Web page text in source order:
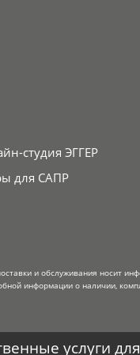
студия ЭГГЕР
для САПР
и обслуживания носит
информации о наличии,
услуги